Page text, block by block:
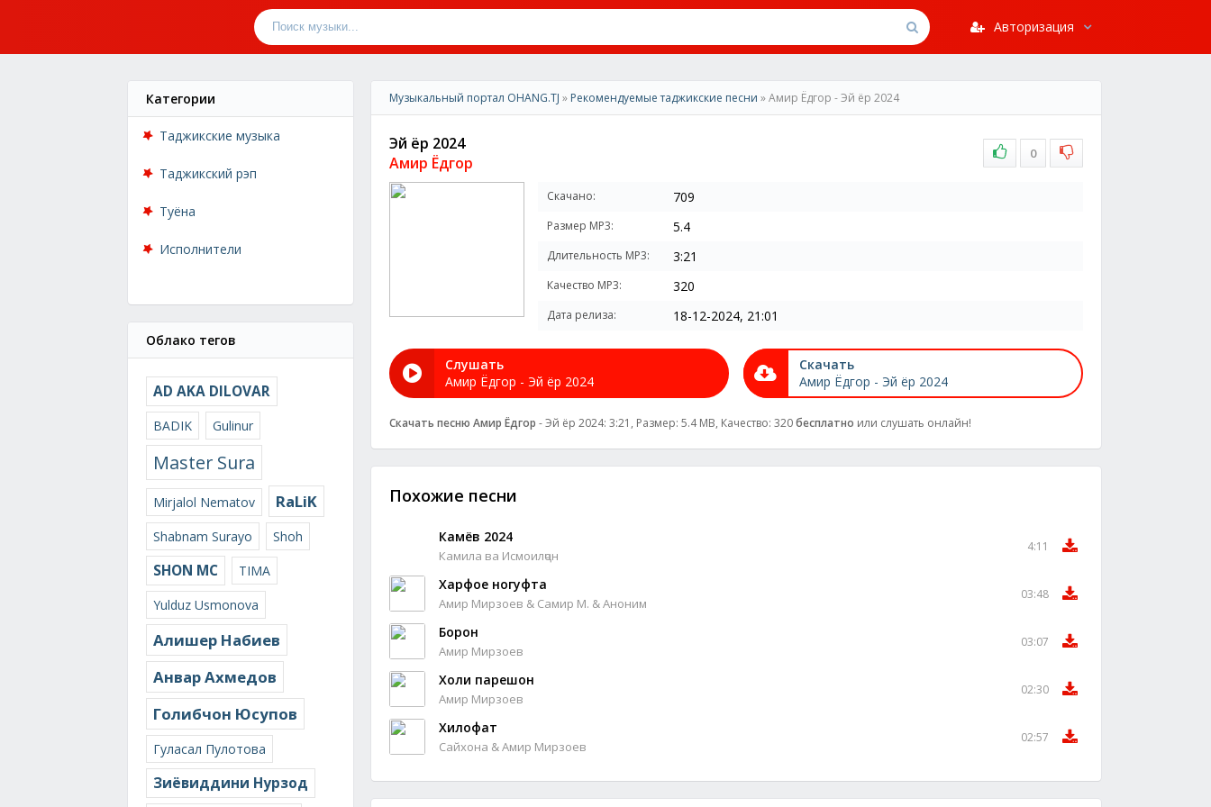
Авторизация
Категории
Таджикские музыка
Таджикский рэп
Туёна
Исполнители
Облако тегов
AD AKA DILOVAR
BADIK Gulinur
Master Sura
Mirjalol Nematov RaLiK
Shabnam Surayo Shoh
SHON MC
TIMA
Yulduz Usmonova
Алишер Набиев
Анвар Ахмедов
Голибчон Юсупов
Гуласал Пулотова
Зиёвиддини Нурзод
Музыкальный портал OHANG.TJ » Рекомендуемые таджикские песни » Амир Ёдгор - Эй ёр 2024
Эй ёр 2024
Амир Ёдгор
0
Скачано: 709
Размер MP3: 5.4
Длительность MP3: 3:21
Качество MP3: 320
Дата релиза: 18-12-2024, 21:01
Слушать
Амир Ёдгор - Эй ёр 2024
Скачать
Амир Ёдгор - Эй ёр 2024
Скачать песню Амир Ёдгор - Эй ёр 2024: 3:21, Размер: 5.4 MB, Качество: 320бесплатно или слушать онлайн!
Похожие песни
Камёв 2024
Камила ва Исмоилҷон
4:11
Харфое ногуфта
Амир Мирзоев & Самир М. & Аноним
03:48
Борон
Амир Мирзоев
03:07
Холи парешон
Амир Мирзоев
02:30
Хилофат
Сайхона & Амир Мирзоев
02:57